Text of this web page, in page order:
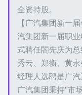
全资持股。
【广汽集团新一
汽集团新一届职
式聘任閤先庆为
秀云、郑衡、黄
经理人选聘是广
广汽集团秉持“市